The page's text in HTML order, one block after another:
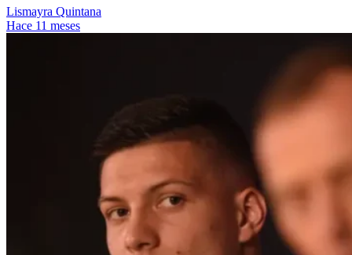
Lismayra Quintana
Hace 11 meses